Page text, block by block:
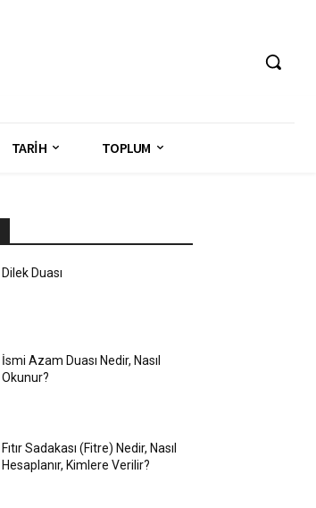
TARİH TOPLUM
Dilek Duası
İsmi Azam Duası Nedir, Nasıl
Okunur?
Fıtır Sadakası (Fitre) Nedir, Nasıl
Hesaplanır, Kimlere Verilir?